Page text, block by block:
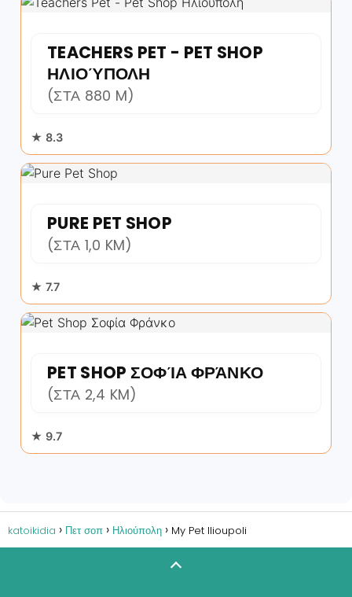
TEACHERS PET - PET SHOP
ΗΛΙΟΎΠΟΛΗ
(ΣΤΑ 880 M)
★ 8.3
PURE PET SHOP
(ΣΤΑ 1,0 KM)
★ 7.7
PET SHOP ΣΟΦΊΑ ΦΡΆΝΚΟ
(ΣΤΑ 2,4 KM)
★ 9.7
katoikidia Πετ σοπ Ηλιούπολη My Pet Ilioupoli